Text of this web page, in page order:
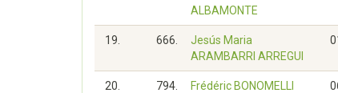
ALBAMONTE
19. 666.
Jesús Maria
ARAMBARRI ARREGUI
20. 794. Frédéric BONOMELLI